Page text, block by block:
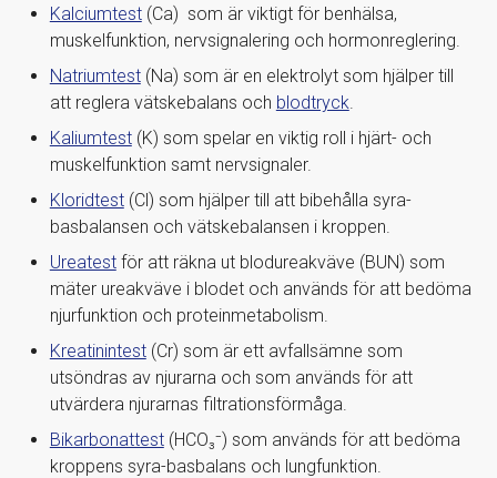
Kalciumtest(Ca) som är viktigt för benhälsa,
muskelfunktion, nervsignalering och hormonreglering.
Natriumtest(Na) som är en elektrolyt som hjälper till
att reglera vätskebalans och blodtryck
Kaliumtest(K) som spelar en viktig roll i hjärt- och
muskelfunktion samt nervsignaler.
Kloridtest(Cl) som hjälper till att bibehålla syra-
basbalansen och vätskebalansen i kroppen.
Ureatestför att räkna ut blodureakväve (BUN) som
mäter ureakväve i blodet och används för att bedöma
njurfunktion och proteinmetabolism.
Kreatinintest(Cr) som är ett avfallsämne som
utsöndras av njurarna och som används för att
utvärdera njurarnas filtrationsförmåga.
Bikarbonattest(HCO₃⁻) som används för att bedöma
kroppens syra-basbalans och lungfunktion.